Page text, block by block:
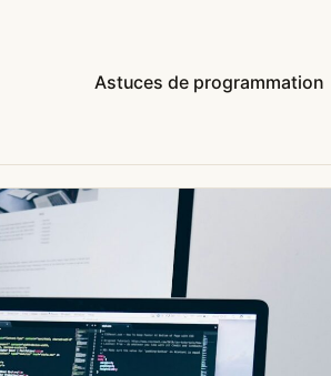
Astuces de programmation